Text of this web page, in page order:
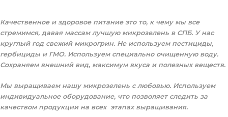
Качественное и здоровое питание это то, к чему мы все
стремимся, давая массам лучшую микрозелень в СПБ. У нас
круглый год свежий микрогрин. Не используем пестициды,
гербициды и ГМО. Используем специально очищенную воду.
Сохраняем внешний вид, максимум вкуса и полезных веществ.
Мы выращиваем нашу микрозелень с любовью. Используем
индивидуальное оборудование, что позволяет следить за
качеством продукции на всех этапах выращивания.